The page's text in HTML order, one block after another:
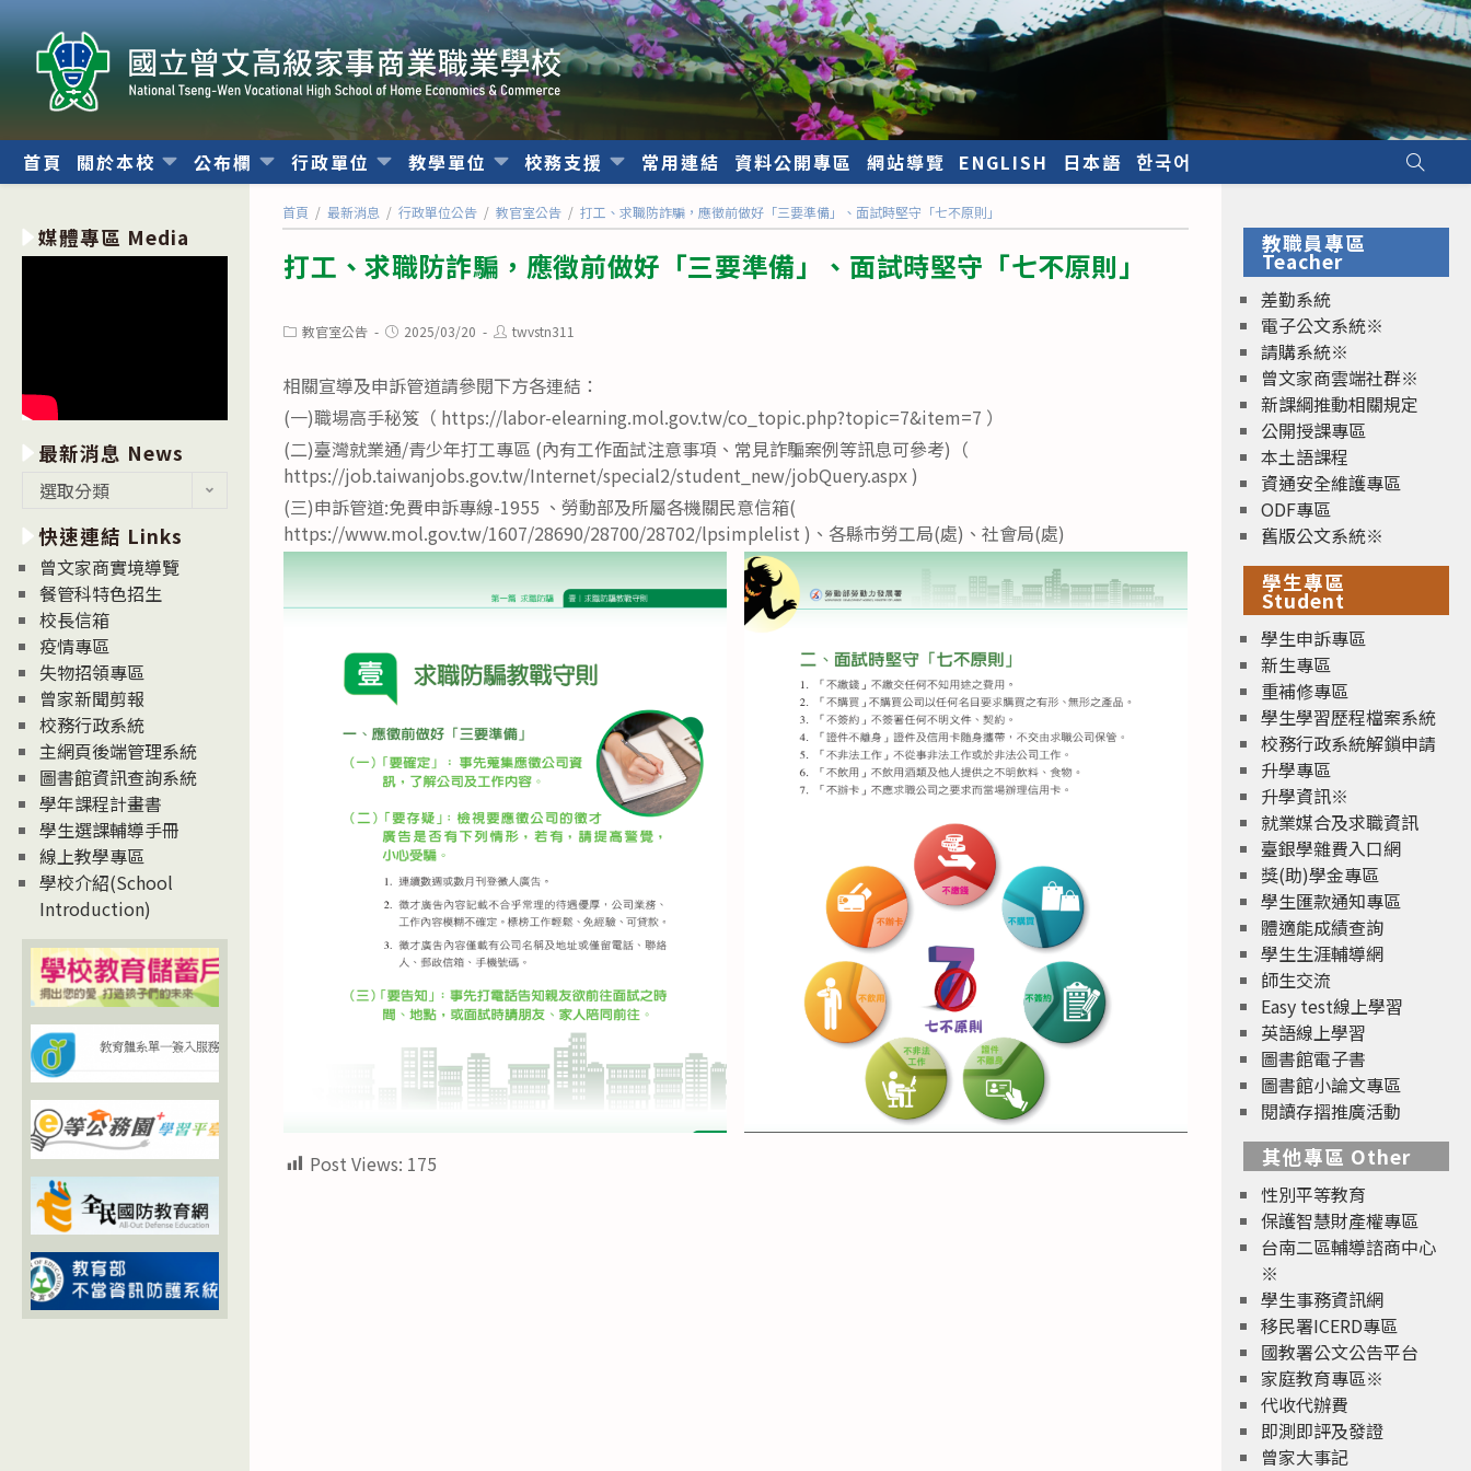
轉
內
首頁 關於本校 公布欄 行政單位 教學單位 校務支援 常用連結 資料公開專區 網站導覽 ENGLISH 日本語 한국어
首頁 / 最新消息 / 行政單位公告 / 教官室公告 / 打工、求職防詐騙，應徵前做好「三要準備」、面試時堅守「七不原則」
打工、求職防詐騙，應徵前做好「三要準備」、面試時堅守「七不原則」
Post教官室公告
Post2025/03/20
Posttwvstn311
相關宣導及申訴管道請參閱下方各連結：
(一)職場高手秘笈（ https://labor-elearning.mol.gov.tw/co_topic.php?topic=7&item=7 ）
(二)臺灣就業通/青少年打工專區 (內有工作面試注意事項、常見詐騙案例等訊息可參考)（
https://job.taiwanjobs.gov.tw/Internet/special2/student_new/jobQuery.aspx )
(三)申訴管道:免費申訴專線-1955 、勞動部及所屬各機關民意信箱(
https://www.mol.gov.tw/1607/28690/28700/28702/lpsimplelist )、各縣市勞工局(處)、社會局(處)
Post Views: 175
媒體專區 Media
最新消息 News
消
息
News
選取分類
快速連結 Links
曾文家商實境導覽
餐管科特色招生
校長信箱
疫情專區
失物招領專區
曾家新聞剪報
校務行政系統
主網頁後端管理系統
圖書館資訊查詢系統
學年課程計畫書
學生選課輔導手冊
線上教學專區
學校介紹(School
Introduction)
教職員專區
Teacher
差勤系統
電子公文系統※
請購系統※
曾文家商雲端社群※
新課綱推動相關規定
公開授課專區
本土語課程
資通安全維護專區
ODF專區
舊版公文系統※
學生專區
Student
學生申訴專區
新生專區
重補修專區
學生學習歷程檔案系統
校務行政系統解鎖申請
升學專區
升學資訊※
就業媒合及求職資訊
臺銀學雜費入口網
獎(助)學金專區
學生匯款通知專區
體適能成績查詢
學生生涯輔導網
師生交流
Easy test線上學習
英語線上學習
圖書館電子書
圖書館小論文專區
閱讀存摺推廣活動
其他專區 Other
性別平等教育
保護智慧財產權專區
台南二區輔導諮商中心
※
學生事務資訊網
移民署ICERD專區
國教署公文公告平台
家庭教育專區※
代收代辦費
即測即評及發證
曾家大事記